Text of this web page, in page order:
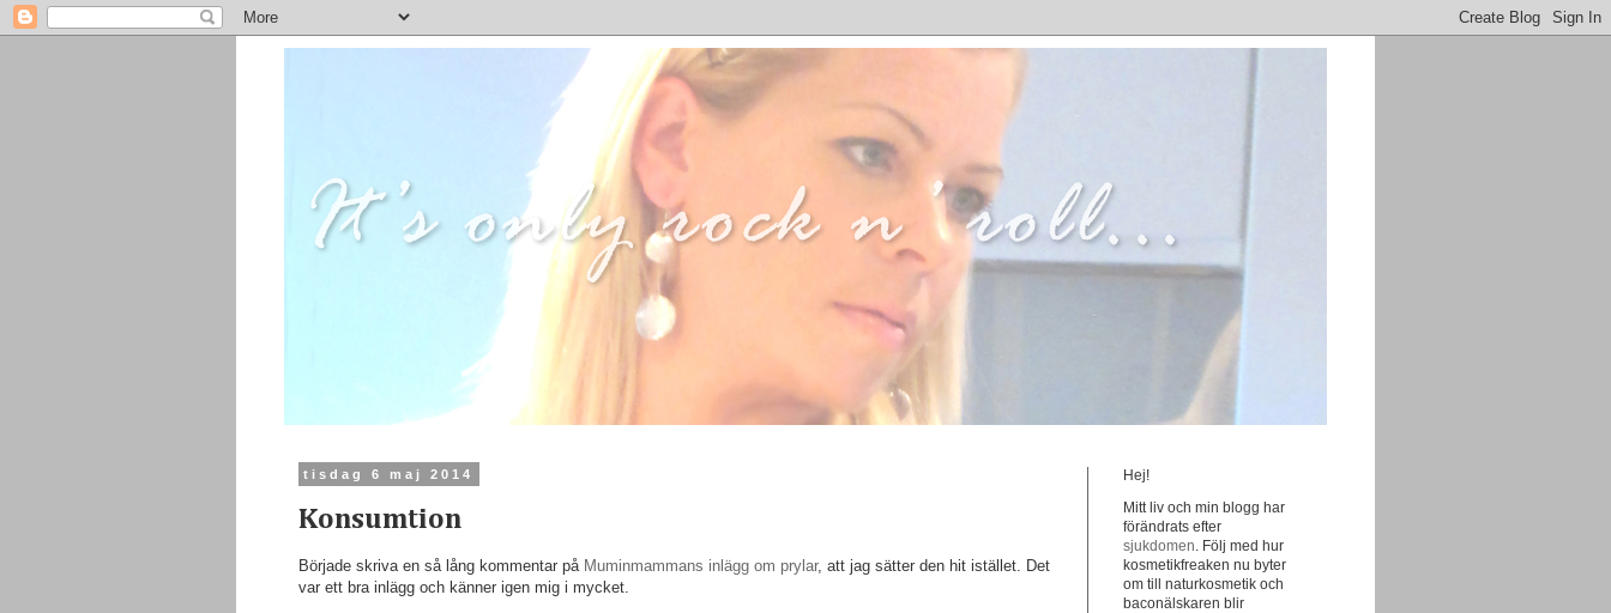
tisdag 6 maj 2014
Konsumtion
Började skriva en så lång kommentar på Muminmammans inlägg om prylar, att jag sätter den hit istället. Det
var ett bra inlägg och känner igen mig i mycket.
Hej!
Mitt liv och min blogg har
förändrats efter
sjukdomen. Följ med hur
kosmetikfreaken nu byter
om till naturkosmetik och
baconälskaren blir